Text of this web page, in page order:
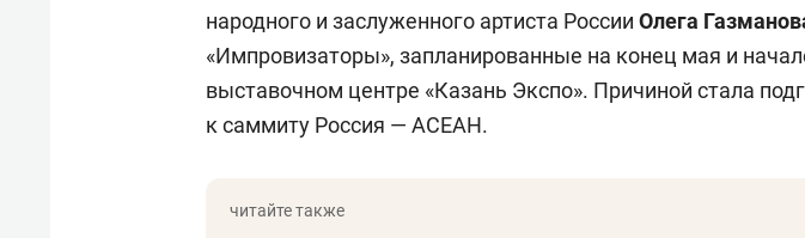
народного и заслуженного артиста России Олега
«Импровизаторы», запланированные на конец мая и
выставочном центре «Казань Экспо». Причиной стала
к саммиту Россия — АСЕАН.